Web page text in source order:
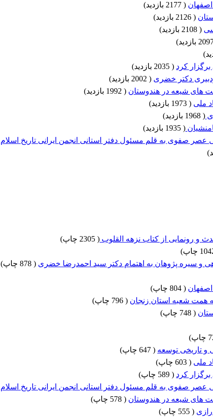
اصفهان (
)
(
)
(
)
)
)
کرد (
)
دکتر خضری (
)
های شیعه در هندوستان (
)
ملی (
)
(
)
(
)
عصر صفوی به قلم مسئول دفتر استانی انجمن ایرانی تاریخ اسلام
)
و رونمایی از کتاب نزهه القلوب (
)
)
و سیره پژوهان به اهتمام دکتر سید احمدرضا خضری (
)
اصفهان (
)
همت شعبه استان زنجان (
)
(
)
)
و تاریخی توسعه (
)
ملی (
)
کرد (
)
عصر صفوی به قلم مسئول دفتر استانی انجمن ایرانی تاریخ اسلام
های شیعه در هندوستان (
)
(
)